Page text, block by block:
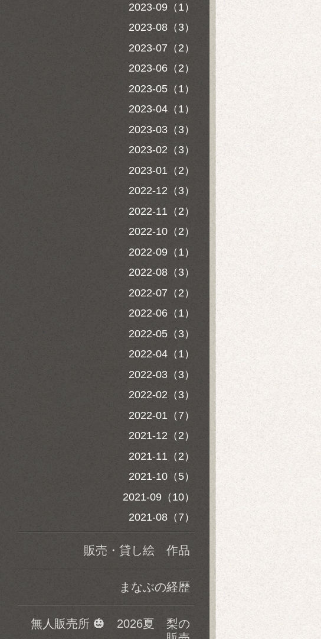
2023-09（1）
2023-08（3）
2023-07（2）
2023-06（2）
2023-05（1）
2023-04（1）
2023-03（3）
2023-02（3）
2023-01（2）
2022-12（3）
2022-11（2）
2022-10（2）
2022-09（1）
2022-08（3）
2022-07（2）
2022-06（1）
2022-05（3）
2022-04（1）
2022-03（3）
2022-02（3）
2022-01（7）
2021-12（2）
2021-11（2）
2021-10（5）
2021-09（10）
2021-08（7）
販売・貸し絵 作品
まなぶの経歴
無人販売所 🎃 2026夏 梨の